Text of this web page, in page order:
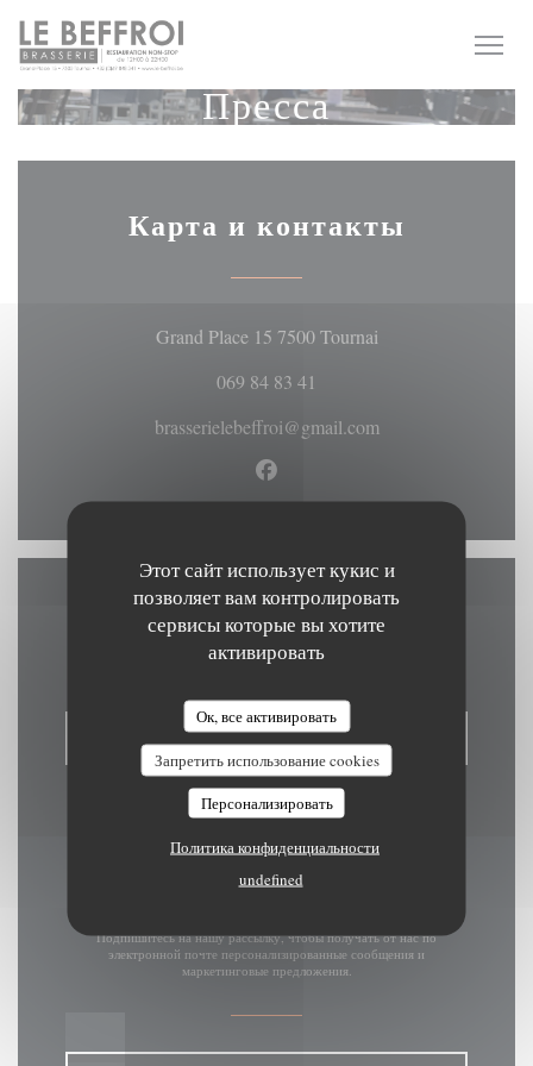
Панель управления cookies
Этот сайт использует кукис и
позволяет вам контролировать
сервисы которые вы хотите
активировать
Ок, все активировать
Запретить использование cookies
Персонализировать
Политика конфиденциальности
undefined
Пресса
Карта и контакты
Grand Place 15 7500 Tournai((открывается в
069 84 83 41
brasserielebeffroi@gmail.com
Facebook ((открывается в
Связь с нами
ЗАБРОНИРОВАТЬ СТОЛИК
Будьте в курсе новостей
Подпишитесь на нашу рассылку, чтобы получать от нас по
электронной почте персонализированные сообщения и
маркетинговые предложения.